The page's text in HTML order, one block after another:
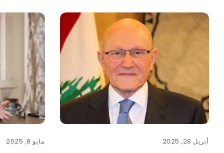
أبريل 28, 2025 مايو 8, 2025